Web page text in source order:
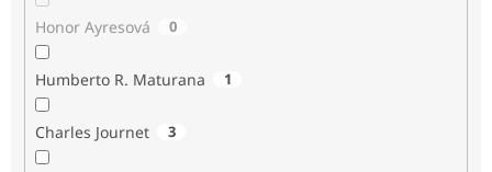
Honor Ayresová 0
Humberto R. Maturana 1
Charles Journet 3